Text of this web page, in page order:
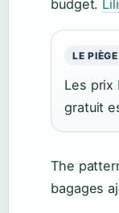
budget.
LE
Les prix
gratuit
The
bagages